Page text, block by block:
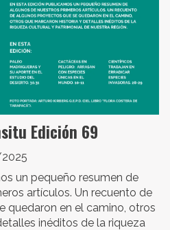
Edición 69
un pequeño resumen de
artículos. Un recuento de
quedaron en el camino, otros
inéditos de la riqueza